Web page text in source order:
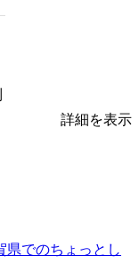
詳細を表示